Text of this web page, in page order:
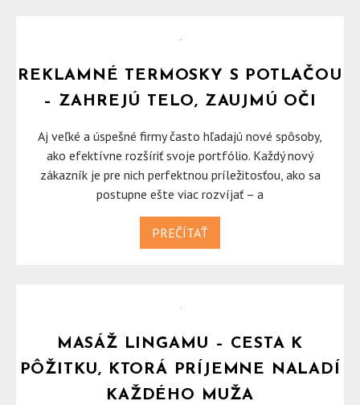
REKLAMNÉ TERMOSKY S POTLAČOU
– ZAHREJÚ TELO, ZAUJMÚ OČI
Aj veľké a úspešné firmy často hľadajú nové spôsoby,
ako efektívne rozšíriť svoje portfólio. Každý nový
zákazník je pre nich perfektnou príležitosťou, ako sa
postupne ešte viac rozvíjať – a
PREČÍTAŤ
MASÁŽ LINGAMU – CESTA K
PÔŽITKU, KTORÁ PRÍJEMNE NALADÍ
KAŽDÉHO MUŽA